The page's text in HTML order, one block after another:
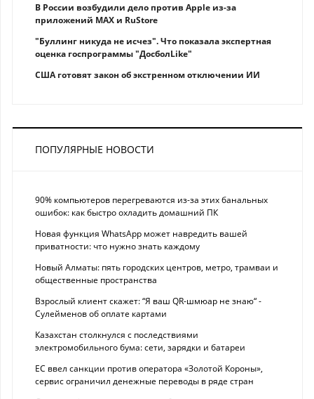
В России возбудили дело против Apple из-за
приложений MAX и RuStore
"Буллинг никуда не исчез". Что показала экспертная
оценка госпрограммы "ДосболLike"
США готовят закон об экстренном отключении ИИ
ПОПУЛЯРНЫЕ НОВОСТИ
90% компьютеров перегреваются из-за этих банальных
ошибок: как быстро охладить домашний ПК
Новая функция WhatsApp может навредить вашей
приватности: что нужно знать каждому
Новый Алматы: пять городских центров, метро, трамваи и
общественные пространства
Взрослый клиент скажет: “Я ваш QR-шмюар не знаю“ -
Сулейменов об оплате картами
Казахстан столкнулся с последствиями
электромобильного бума: сети, зарядки и батареи
ЕС ввел санкции против оператора «Золотой Короны»,
сервис ограничил денежные переводы в ряде стран